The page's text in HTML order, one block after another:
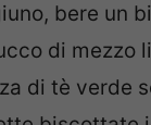
bere un
di mezzo
di tè verde